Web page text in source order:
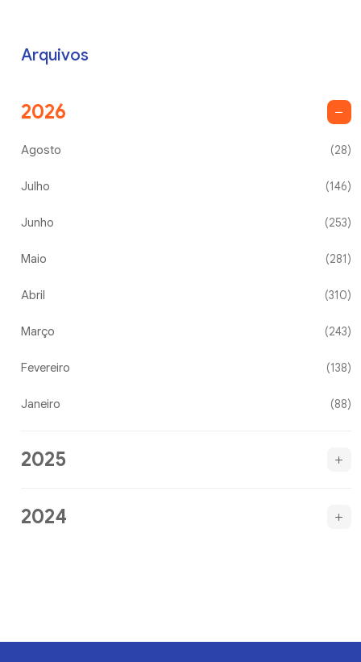
Arquivos
2026
Agosto (28)
Julho (146)
Junho (253)
Maio (281)
Abril (310)
Março (243)
Fevereiro (138)
Janeiro (88)
2025
2024